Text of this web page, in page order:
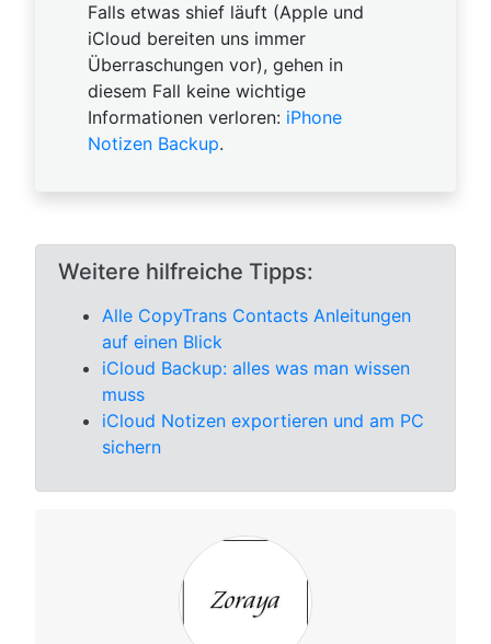
Falls etwas shief läuft (Apple und
iCloud bereiten uns immer
Überraschungen vor), gehen in
diesem Fall keine wichtige
Informationen verloren: iPhone
Notizen Backup.
Weitere hilfreiche Tipps:
Alle CopyTrans Contacts Anleitungen
auf einen Blick
iCloud Backup: alles was man wissen
muss
iCloud Notizen exportieren und am PC
sichern